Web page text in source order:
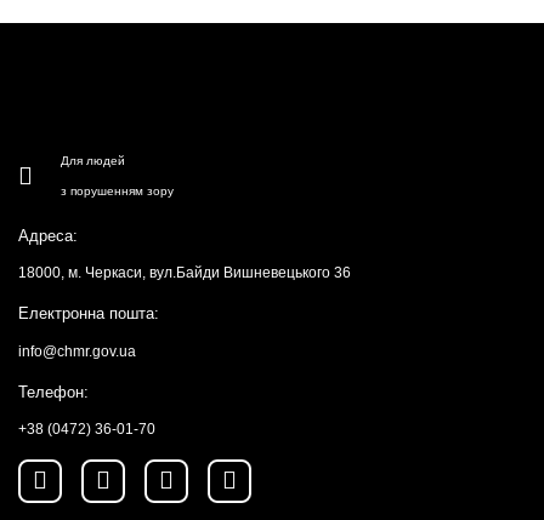
Для людей
з порушенням зору
Адреса:
18000, м. Черкаси, вул.Байди Вишневецького 36
Електронна пошта:
info@chmr.gov.ua
Телефон:
+38 (0472) 36-01-70